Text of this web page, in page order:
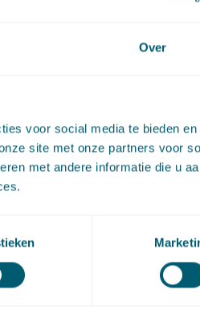
Over
voor social media te bieden en
site met onze partners voor
met andere informatie die u
Bestuursrecht bij